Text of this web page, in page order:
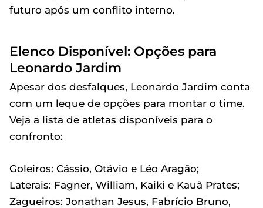
futuro após um conflito interno.
Elenco Disponível: Opções para
Leonardo Jardim
Apesar dos desfalques, Leonardo Jardim conta
com um leque de opções para montar o time.
Veja a lista de atletas disponíveis para o
confronto:
Goleiros: Cássio, Otávio e Léo Aragão;
Laterais: Fagner, William, Kaiki e Kauã Prates;
Zagueiros: Jonathan Jesus, Fabrício Bruno,